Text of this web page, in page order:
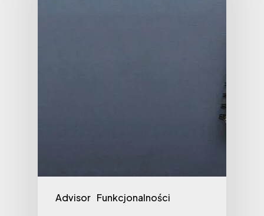
Advisor Funkcjonalności